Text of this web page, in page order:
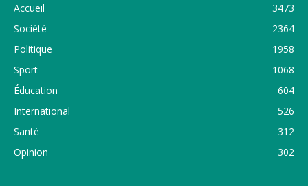
Accueil
3473
Société
2364
Politique
1958
Sport
1068
Éducation
604
International
526
Santé
312
Opinion
302